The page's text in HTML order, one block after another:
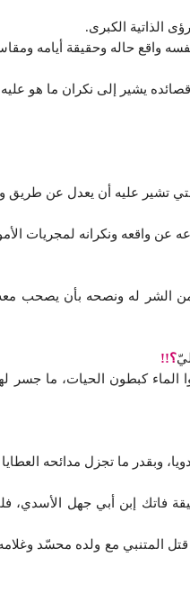
الذاتية الكبرى.
واقع حاله وحقيقة أيامه
يشير إلى نكران ما هو
تشير عليه أن يعدل عن طريق
عن واقعه ونكرانه لمجريات
الشر له ونصحه بأن يصحب
؟!!
كبطون الحيات، ما جسر
وبقدر ما تجزل مدائحه العطايا
فاتك إبن أبي جهل الأسدي،
قتل المتنبي مع ولده محسّد